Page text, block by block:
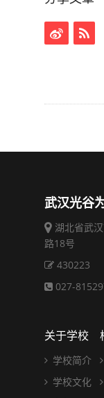
武汉光谷
湖北省武
路18号
430223
027-
关于学校
学校简介
学校文化